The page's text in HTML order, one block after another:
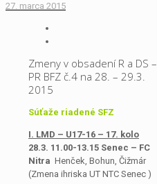
27. marca 2015
Zmeny v obsadení R a DS –
PR BFZ č.4 na 28. – 29.3.
2015
Súťaže riadené SFZ
I. LMD – U17-16 – 17. kolo
28.3. 11.00-13.15 Senec – FC
Nitra Henček, Bohun, Čižmár
(Zmena ihriska UT NTC Senec )